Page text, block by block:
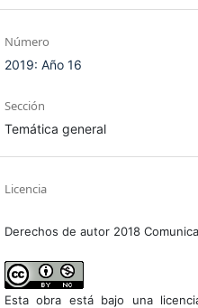
Número
2019: Año 16
Sección
Temática general
Licencia
Derechos de autor 2018
Esta obra está bajo una